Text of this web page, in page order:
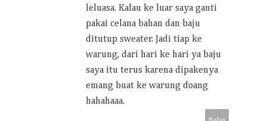
leluasa. Kalau ke luar saya ganti
pakai celana bahan dan baju
ditutup sweater. Jadi tiap ke
warung, dari hari ke hari ya baju
saya itu terus karena dipakenya
emang buat ke warung doang
hahahaaa.
Balas